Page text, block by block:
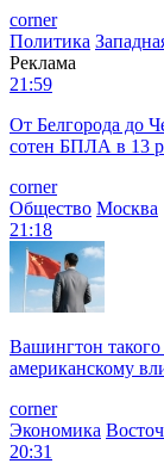
corner
Политика
Реклама
21:59
От Белгорода до
сотен БПЛА в 13
corner
Общество Москва
21:18
Вашингтон
американскому
corner
Экономика
20:31